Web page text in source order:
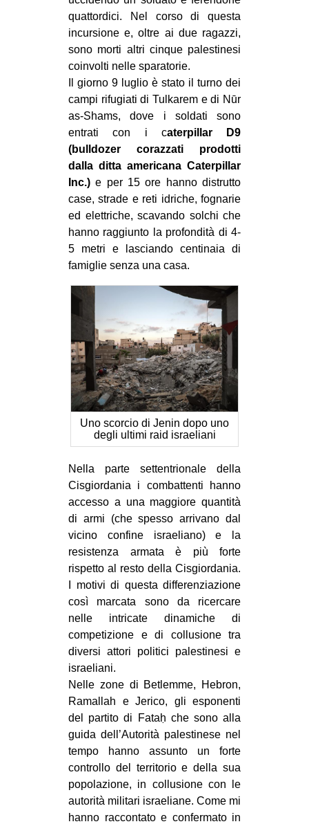
quattordici. Nel corso di questa
incursione e, oltre ai due ragazzi,
sono morti altri cinque palestinesi
coinvolti nelle sparatorie.
Il giorno 9 luglio è stato il turno dei
campi rifugiati di Tulkarem e di Nūr
as-Shams, dove i soldati sono
entrati con i caterpillar D9
(bulldozer corazzati prodotti
dalla ditta americana Caterpillar
Inc.) e per 15 ore hanno distrutto
case, strade e reti idriche, fognarie
ed elettriche, scavando solchi che
hanno raggiunto la profondità di 4-
5 metri e lasciando centinaia di
famiglie senza una casa.
Uno scorcio di Jenin dopo uno
degli ultimi raid israeliani
Nella parte settentrionale della
Cisgiordania i combattenti hanno
accesso a una maggiore quantità
di armi (che spesso arrivano dal
vicino confine israeliano) e la
resistenza armata è più forte
rispetto al resto della Cisgiordania.
I motivi di questa differenziazione
così marcata sono da ricercare
nelle intricate dinamiche di
competizione e di collusione tra
diversi attori politici palestinesi e
israeliani.
Nelle zone di Betlemme, Hebron,
Ramallah e Jerico, gli esponenti
del partito di Fataḥ che sono alla
guida dell’Autorità palestinese nel
tempo hanno assunto un forte
controllo del territorio e della sua
popolazione, in collusione con le
autorità militari israeliane. Come mi
hanno raccontato e confermato in